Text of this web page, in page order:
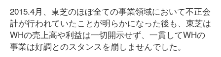
2015.4月、東芝のほぼ全ての事業領域において不正会
計が行われていたことが明らかになった後も、東芝は
WHの売上高や利益は一切開示せず、一貫してWHの
事業は好調とのスタンスを崩しませんでした。